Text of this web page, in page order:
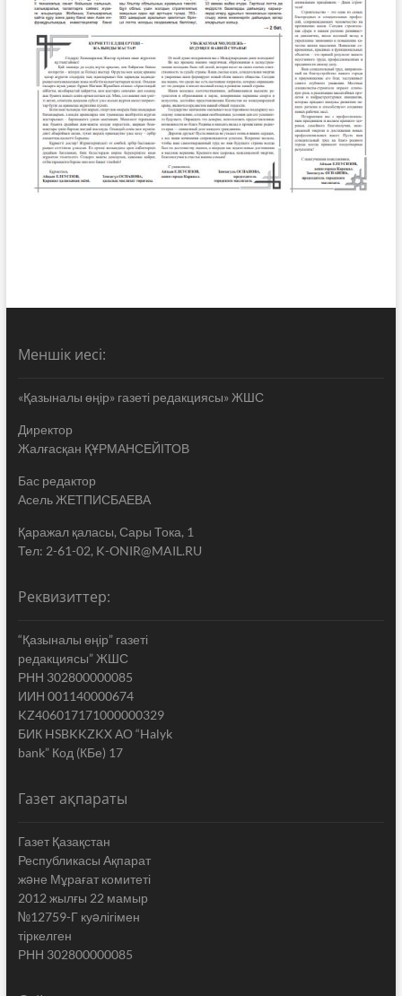
Меншік иесі:
«Қазыналы өңір» газеті редакциясы» ЖШС
Директор
Жалғасқан ҚҰРМАНСЕЙІТОВ
Бас редактор
Асель ЖЕТПИСБАЕВА
Қаражал қаласы, Сары Тока, 1
Тел: 2-61-02, K-ONIR@MAIL.RU
Реквизиттер:
“Қазыналы өңір” газеті
редакциясы” ЖШС
РНН 302800000085
ИИН 001140000674
KZ406017171000000329
БИК HSBKKZKX АО “Halyk
bank” Код (КБе) 17
Газет ақпараты
Газет Қазақстан
Республикасы Ақпарат
жəне Мұрағат комитеті
2012 жылғы 22 мамыр
№12759-Г куəлігімен
тіркелген
РНН 302800000085